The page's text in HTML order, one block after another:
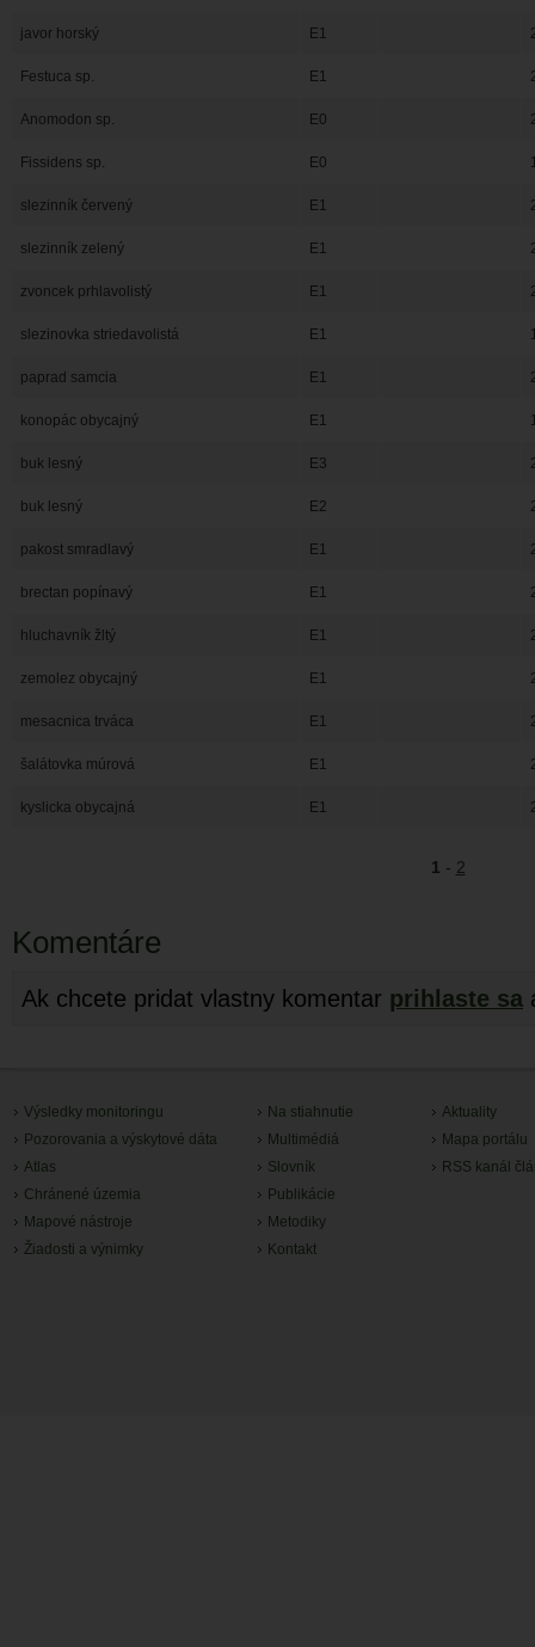
javor horský E1
Festuca sp. E1
Anomodon sp. E0
Fissidens sp. E0
slezinník červený E1
slezinník zelený E1
zvoncek prhlavolistý E1
slezinovka striedavolistá E1
paprad samcia E1
konopác obycajný E1
buk lesný E3
buk lesný E2
pakost smradlavý E1
brectan popínavý E1
hluchavník žltý E1
zemolez obycajný E1
mesacnica trváca E1
šalátovka múrová E1
kyslicka obycajná E1
1 - 2
Komentáre
Ak chcete pridat vlastny komentar prihlaste sa
Výsledky monitoringu
Pozorovania a výskytové dáta
Atlas
Chránené územia
Mapové nástroje
Žiadosti a výnimky
Na stiahnutie
Multimédiá
Slovník
Publikácie
Metodiky
Kontakt
Aktuality
Mapa portálu
RSS kanál